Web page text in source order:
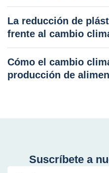
La reducción de
frente al cambio
Cómo el cambio
producción de
Suscríbete a